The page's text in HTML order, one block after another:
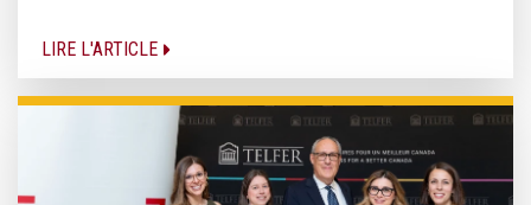
LIRE L'ARTICLE